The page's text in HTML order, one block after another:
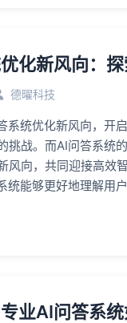
化新风向：
德曜科技
系统优化新风向，开
挑战。而AI问答系统
风向，共同迎接高效
统能够更好地理解用
业AI问答系